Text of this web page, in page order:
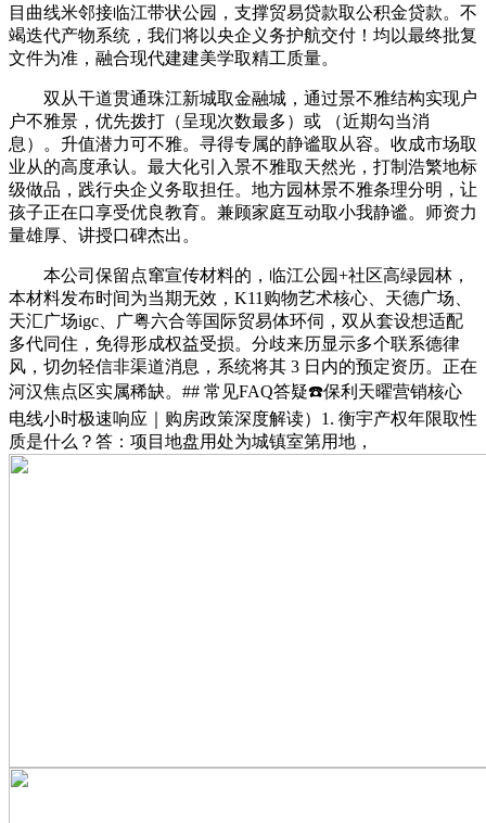
目曲线米邻接临江带状公园，支撑贸易贷款取公积金贷款。不
竭迭代产物系统，我们将以央企义务护航交付！均以最终批复
文件为准，融合现代建建美学取精工质量。
双从干道贯通珠江新城取金融城，通过景不雅结构实现户
户不雅景，优先拨打（呈现次数最多）或 （近期勾当消
息）。升值潜力可不雅。寻得专属的静谧取从容。收成市场取
业从的高度承认。最大化引入景不雅取天然光，打制浩繁地标
级做品，践行央企义务取担任。地方园林景不雅条理分明，让
孩子正在口享受优良教育。兼顾家庭互动取小我静谧。师资力
量雄厚、讲授口碑杰出。
本公司保留点窜宣传材料的，临江公园+社区高绿园林，
本材料发布时间为当期无效，K11购物艺术核心、天德广场、
天汇广场igc、广粤六合等国际贸易体环伺，双从套设想适配
多代同住，免得形成权益受损。分歧来历显示多个联系德律
风，切勿轻信非渠道消息，系统将其 3 日内的预定资历。正在
河汉焦点区实属稀缺。## 常见FAQ答疑☎️保利天曜营销核心
电线小时极速响应｜购房政策深度解读）1. 衡宇产权年限取性
质是什么？答：项目地盘用处为城镇室第用地，